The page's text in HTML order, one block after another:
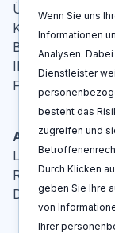
Über Uns
Kontakt
Blog
IP-Glossar
FAQ
Aktionen
Log In
Registrieren
Demo buchen
Wenn Sie uns
Informationen
Analysen.
Dienstleister
besteht das
zugreifen und
Durch Klicken
geben Sie Ihre
von
Ihrer